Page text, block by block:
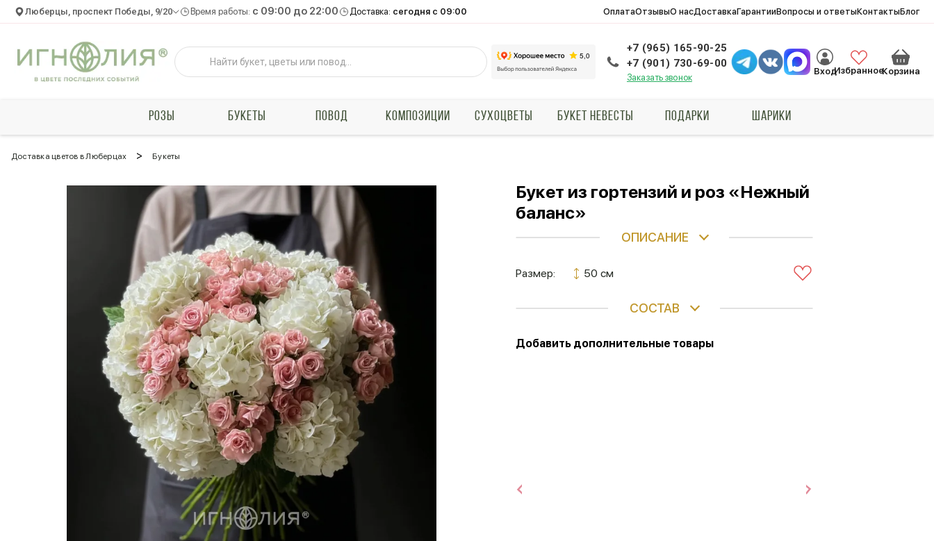
Люберцы, проспект Победы, 9/20 Время работы: c 09:00 до 22:00 Доставка: сегодня с 09:00 ОплатаОтзывыО насДоставкаГарантииВопросы и ответыКонтактыБлог
+7 (965) 165-90-25
+7 (901) 730-69-00
Заказать звонок
ВходИзбранноеКорзина
РОЗЫ БУКЕТЫ ПОВОД КОМПОЗИЦИИ СУХОЦВЕТЫ БУКЕТ НЕВЕСТЫ ПОДАРКИ ШАРИКИ
Доставка цветов в Люберцах > Букеты
Букет из гортензий и роз «Нежный
баланс»
ОПИСАНИЕ
Размер: 50 см
СОСТАВ
Добавить дополнительные товары